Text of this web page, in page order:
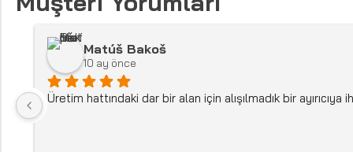
Matúš Bakoš
10 ay önce
Üretim hattındaki dar bir alan için alışılmadık bir